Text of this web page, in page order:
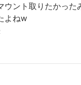
ウント取りたかっ
よねw